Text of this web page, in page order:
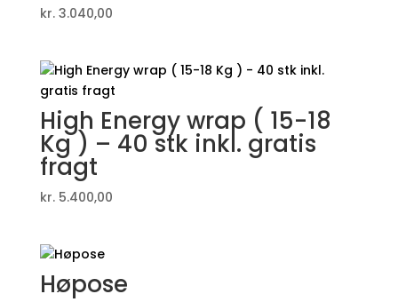
kr.3.040,00
High Energy wrap ( 15-18
Kg ) – 40 stk inkl. gratis
fragt
kr.5.400,00
Høpose